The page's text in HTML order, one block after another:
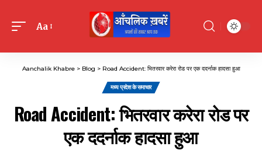
Font
Aa
Aanchalik Khabre> Blog > Road Accident: भितरवार करेरा रोड पर एक ददर्नाक हादसा हुआ
मध्य प्रदेश के समाचार
Road Accident: भितरवार करेरा रोड पर
एक ददर्नाक हादसा हुआ